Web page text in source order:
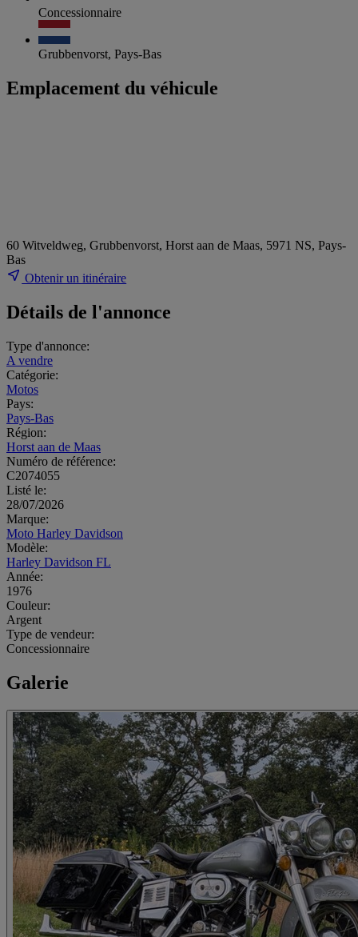
Concessionnaire
Grubbenvorst, Pays-Bas
Emplacement du véhicule
60 Witveldweg, Grubbenvorst, Horst aan de Maas, 5971 NS, Pays-
Bas
Obtenir un itinéraire
Détails de l'annonce
Type d'annonce:
A vendre
Catégorie:
Motos
Pays:
Pays-Bas
Région:
Horst aan de Maas
Numéro de référence:
C2074055
Listé le:
28/07/2026
Marque:
Moto Harley Davidson
Modèle:
Harley Davidson FL
Année:
1976
Couleur:
Argent
Type de vendeur:
Concessionnaire
Galerie